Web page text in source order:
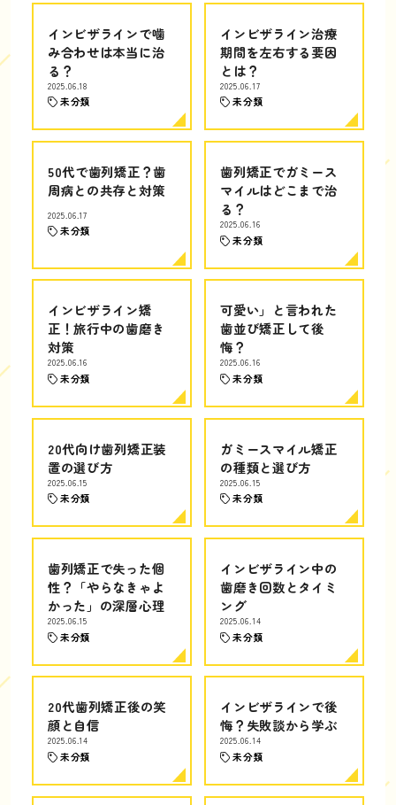
インビザラインで噛
み合わせは本当に治
る？
2025.06.18
未分類
インビザライン治療
期間を左右する要因
とは？
2025.06.17
未分類
50代で歯列矯正？歯
周病との共存と対策
2025.06.17
未分類
歯列矯正でガミース
マイルはどこまで治
る？
2025.06.16
未分類
インビザライン矯
正！旅行中の歯磨き
対策
2025.06.16
未分類
可愛い」と言われた
歯並び矯正して後
悔？
2025.06.16
未分類
20代向け歯列矯正装
置の選び方
2025.06.15
未分類
ガミースマイル矯正
の種類と選び方
2025.06.15
未分類
歯列矯正で失った個
性？「やらなきゃよ
かった」の深層心理
2025.06.15
未分類
インビザライン中の
歯磨き回数とタイミ
ング
2025.06.14
未分類
20代歯列矯正後の笑
顔と自信
2025.06.14
未分類
インビザラインで後
悔？失敗談から学ぶ
2025.06.14
未分類